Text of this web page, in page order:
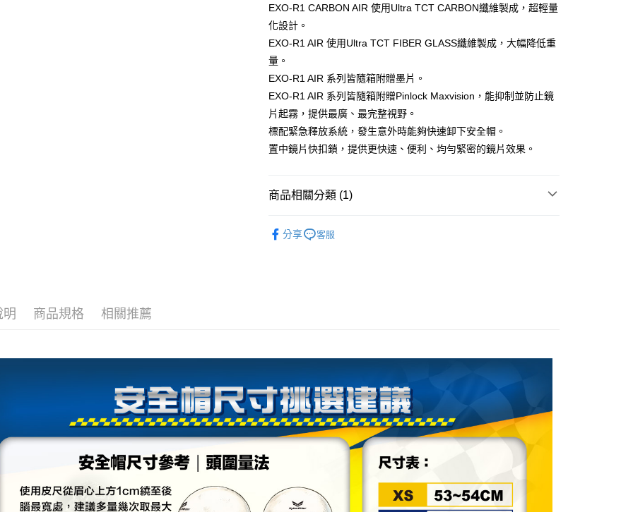
2.付款方式選擇「大哥付你分期」，訂單成立後會自動跳轉到大哥付的交易
流程，驗證手機門號後，選擇欲分期的期數、繳款截止日，確認付款後即
完成交易。
3.實際核准額度、可分期數及費用金額請依後續交易確認頁面所載為準。
4.訂單成立30分鐘內，如未前往確認交易或遇審核未通過，訂單將自動取
無法說明評估內容。
【繳款方式說明】
1.分期款項不併入電信帳單，「大哥付你分期」於每月結算日後寄送繳費提
醒簡訊。
2.透過簡訊連結打開帳單後，可選擇「超商條碼／台灣大直營門市／銀行轉
帳／街口支付／iPASS MONEY」等通路繳費。
用戶於交易時，得透過本服務購買商品或服務，並由商店將買賣／分期付
資料（包含姓名、電話或地址）提供予台灣大哥大進項蒐集、處理及利
相關說明
【關於「AFTEE先享後付」】
便利好安心！
１．簡單：不需註冊會員、不需綁卡、不需儲值。
２．便利：只要手機號碼，簡訊認證，即可結帳。
３．安心：先確認商品／服務後，再付款。
【「AFTEE先享後付」結帳流程】
付」結帳頁面，進行簡訊認證並確認金額後，即可完成結帳。
２．訂單成立數日內，您將收到繳費通知簡訊。
絡購買商品的店家。未經商家同意取消之訂單仍視為有效，需透過AFTEE
是否繳費成功／繳費後需取消欲退款等相關疑問，請聯繫「AFTEE先享後
４．使用「AFTEE先享後付」時，將依據個別帳號之用戶狀況，依本公司
即時審查核予不同之上限額度；若仍有額度不足之情形，本公司將視審查
結果請求用戶進行身份認證。
５．嚴禁一人註冊多個帳號或使用他人資訊註冊。若發現惡意使用之情
形，恩沛科技股份有限公司將有權停止該用戶之使用額度並採取法律行
ATM付款
運送方式
全家取貨付款
付款後全家取貨
7-11取貨付款
付款後7-11取貨
EXO-R1 CARBON AIR 使用Ultra TCT CARBON纖維製成，超輕量
化設計。
EXO-R1 AIR 使用Ultra TCT FIBER GLASS纖維製成，大幅降低重
量。
EXO-R1 AIR 系列皆隨箱附贈墨片。
EXO-R1 AIR 系列皆隨箱附贈Pinlock Maxvision，能抑制並防止鏡
片起霧，提供最廣、最完整視野。
標配緊急釋放系統，發生意外時能夠快速卸下安全帽。
置中鏡片快扣鎖，提供更快速、便利、均勻緊密的鏡片效果。
商品相關分類 (1)
分享
客服
明 商品規格 相關推薦